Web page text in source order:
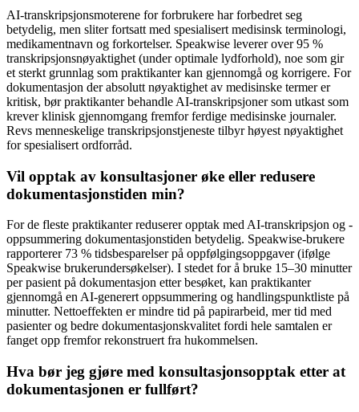
AI-transkripsjonsmoterene for forbrukere har forbedret seg
betydelig, men sliter fortsatt med spesialisert medisinsk terminologi,
medikamentnavn og forkortelser. Speakwise leverer over 95 %
transkripsjonsnøyaktighet (under optimale lydforhold), noe som gir
et sterkt grunnlag som praktikanter kan gjennomgå og korrigere. For
dokumentasjon der absolutt nøyaktighet av medisinske termer er
kritisk, bør praktikanter behandle AI-transkripsjoner som utkast som
krever klinisk gjennomgang fremfor ferdige medisinske journaler.
Revs menneskelige transkripsjonstjeneste tilbyr høyest nøyaktighet
for spesialisert ordforråd.
Vil opptak av konsultasjoner øke eller redusere
dokumentasjonstiden min?
For de fleste praktikanter reduserer opptak med AI-transkripsjon og -
oppsummering dokumentasjonstiden betydelig. Speakwise-brukere
rapporterer 73 % tidsbesparelser på oppfølgingsoppgaver (ifølge
Speakwise brukerundersøkelser). I stedet for å bruke 15–30 minutter
per pasient på dokumentasjon etter besøket, kan praktikanter
gjennomgå en AI-generert oppsummering og handlingspunktliste på
minutter. Nettoeffekten er mindre tid på papirarbeid, mer tid med
pasienter og bedre dokumentasjonskvalitet fordi hele samtalen er
fanget opp fremfor rekonstruert fra hukommelsen.
Hva bør jeg gjøre med konsultasjonsopptak etter at
dokumentasjonen er fullført?